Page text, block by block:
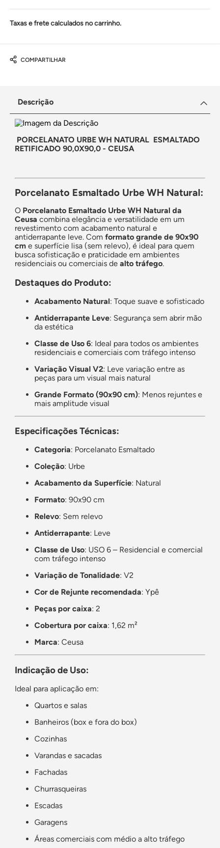
Taxas e frete calculados no carrinho.
COMPARTILHAR
Descrição
PORCELANATO URBE WH NATURAL ESMALTADO
RETIFICADO 90,0X90,0 - CEUSA
Porcelanato Esmaltado Urbe WH Natural:
O Porcelanato Esmaltado Urbe WH Natural da
Ceusa combina elegância e versatilidade em um
revestimento com acabamento natural e
antiderrapante leve. Com formato grande de 90x90
cm e superfície lisa (sem relevo), é ideal para quem
busca sofisticação e praticidade em ambientes
residenciais ou comerciais de alto tráfego.
Destaques do Produto:
Acabamento Natural: Toque suave e sofisticado
Antiderrapante Leve: Segurança sem abrir mão
da estética
Classe de Uso 6: Ideal para todos os ambientes
residenciais e comerciais com tráfego intenso
Variação Visual V2: Leve variação entre as
peças para um visual mais natural
Grande Formato (90x90 cm): Menos rejuntes e
mais amplitude visual
Especificações Técnicas:
Categoria: Porcelanato Esmaltado
Coleção: Urbe
Acabamento da Superfície: Natural
Formato: 90x90 cm
Relevo: Sem relevo
Antiderrapante: Leve
Classe de Uso: USO 6 – Residencial e comercial
com tráfego intenso
Variação de Tonalidade: V2
Cor de Rejunte recomendada: Ypê
Peças por caixa: 2
Cobertura por caixa: 1,62 m²
Marca: Ceusa
Indicação de Uso:
Ideal para aplicação em:
Quartos e salas
Banheiros (box e fora do box)
Cozinhas
Varandas e sacadas
Fachadas
Churrasqueiras
Escadas
Garagens
Áreas comerciais com médio a alto tráfego